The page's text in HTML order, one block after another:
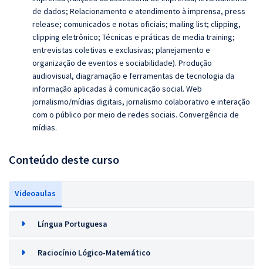
de dados; Relacionamento e atendimento à imprensa, press
release; comunicados e notas oficiais; mailing list; clipping,
clipping eletrônico; Técnicas e práticas de media training;
entrevistas coletivas e exclusivas; planejamento e
organização de eventos e sociabilidade). Produção
audiovisual, diagramação e ferramentas de tecnologia da
informação aplicadas à comunicação social. Web
jornalismo/mídias digitais, jornalismo colaborativo e interação
com o público por meio de redes sociais. Convergência de
mídias.
Conteúdo deste curso
Videoaulas
Língua Portuguesa
Raciocínio Lógico-Matemático